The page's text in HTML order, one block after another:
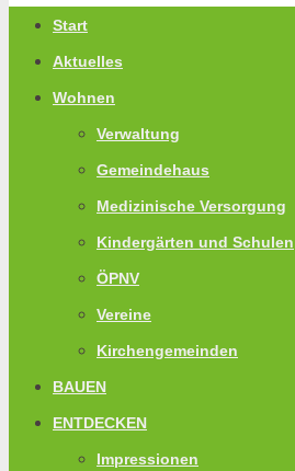
Start
Aktuelles
Wohnen
Verwaltung
Gemeindehaus
Medizinische Versorgung
Kindergärten und Schulen
ÖPNV
Vereine
Kirchengemeinden
BAUEN
ENTDECKEN
Impressionen